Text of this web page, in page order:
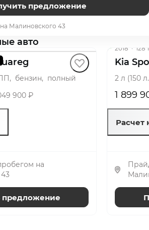
предложение
Малиновского 43
авто
бензин, полный
900 ₽
на
предложение
2018 · 128
Kia
2 л (150
1 899
Расчет